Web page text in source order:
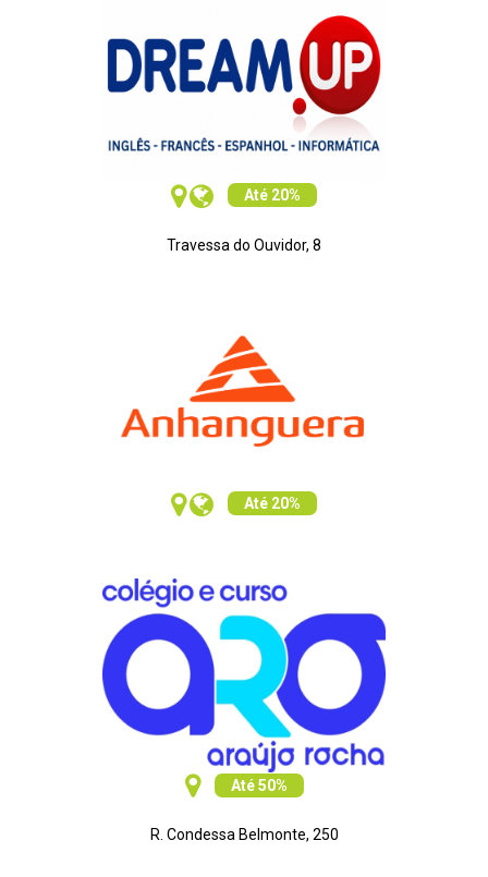
Até 20%
Travessa do Ouvidor, 8
Até 20%
Até 50%
R. Condessa Belmonte, 250